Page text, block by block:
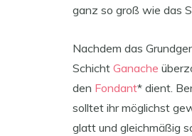
ganz so groß wie das
Nachdem das
Schicht Ganache
den Fondant* dient.
solltet ihr möglichst
glatt und gleichmäßig